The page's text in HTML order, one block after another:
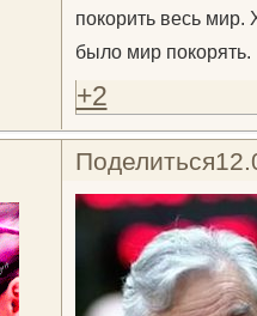
покорить весь мир.
было мир покорять.
+2
Поделиться